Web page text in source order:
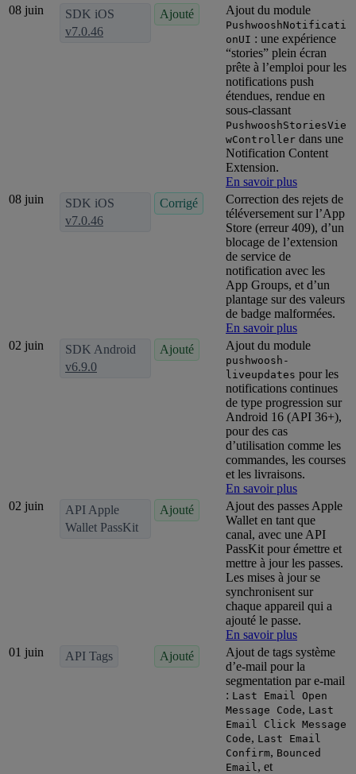
08 juin
SDK iOS
v7.0.46
Ajouté Ajout du module
PushwooshNotificati
onUI : une expérience
“stories” plein écran
prête à l’emploi pour les
notifications push
étendues, rendue en
sous-classant
PushwooshStoriesVie
wController dans une
Notification Content
Extension.
En savoir plus
08 juin
SDK iOS
v7.0.46
Corrigé
Correction des rejets de
téléversement sur l’App
Store (erreur 409), d’un
blocage de l’extension
de service de
notification avec les
App Groups, et d’un
plantage sur des valeurs
de badge malformées.
En savoir plus
02 juin
SDK Android
v6.9.0
Ajouté Ajout du module
pushwoosh-
liveupdates pour les
notifications continues
de type progression sur
Android 16 (API 36+),
pour des cas
d’utilisation comme les
commandes, les courses
et les livraisons.
En savoir plus
02 juin
API Apple
Wallet PassKit
Ajouté
Ajout des passes Apple
Wallet en tant que
canal, avec une API
PassKit pour émettre et
mettre à jour les passes.
Les mises à jour se
synchronisent sur
chaque appareil qui a
ajouté le passe.
En savoir plus
01 juin
API Tags Ajouté
Ajout de tags système
d’e-mail pour la
segmentation par e-mail
: Last Email Open
Message Code, Last
Email Click Message
Code, Last Email
Confirm, Bounced
Email , et